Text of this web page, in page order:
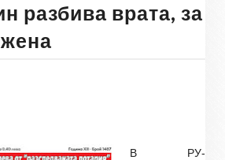
разбива врата, за
В РУ-